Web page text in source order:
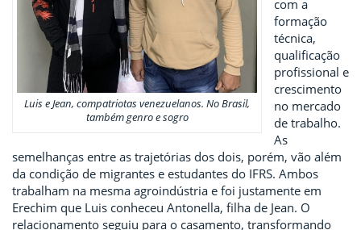
Luis e Jean, compatriotas venezuelanos. No Brasil,
também genro e sogro
com a
formação
técnica,
qualificação
profissional e
crescimento
no mercado
de trabalho.
As
semelhanças entre as trajetórias dos dois, porém, vão além
da condição de migrantes e estudantes do IFRS. Ambos
trabalham na mesma agroindústria e foi justamente em
Erechim que Luis conheceu Antonella, filha de Jean. O
relacionamento seguiu para o casamento, transformando